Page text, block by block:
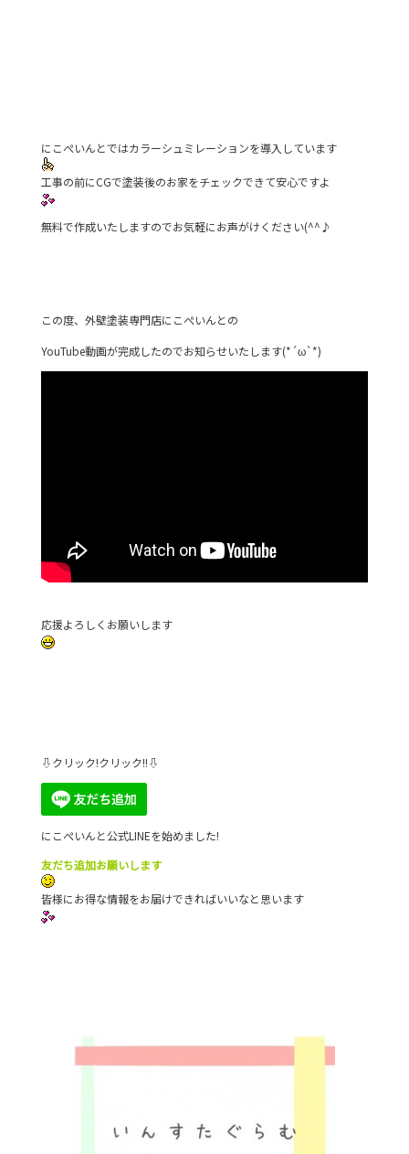
にこぺいんとではカラーシュミレーションを導入しています
工事の前にCGで塗装後のお家をチェックできて安心ですよ
無料で作成いたしますのでお気軽にお声がけください(^^♪
この度、外壁塗装専門店にこぺいんとの
YouTube動画が完成したのでお知らせいたします(*´ω`*)
応援よろしくお願いします
⇩クリック!クリック!!⇩
にこぺいんと公式LINEを始めました!
友だち追加お願いします
皆様にお得な情報をお届けできればいいなと思います